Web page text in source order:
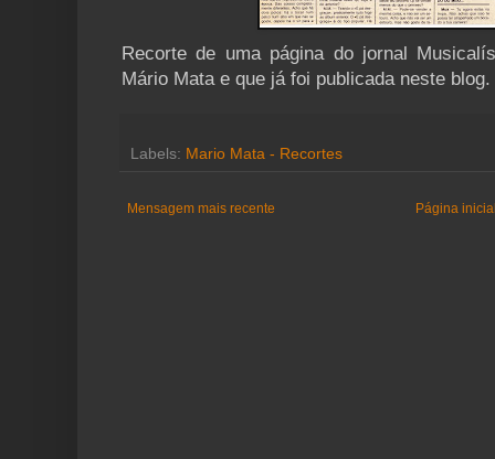
Recorte de uma página do jornal
Mário Mata e que já foi publicada neste blog.
Labels: Mario Mata - Recortes
Mensagem mais recente Página